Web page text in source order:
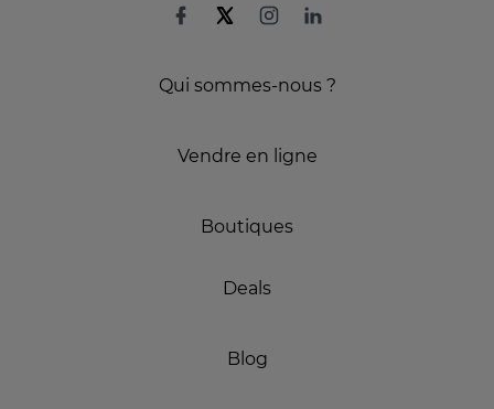
Qui sommes-nous ?
Vendre en ligne
Boutiques
Deals
Blog